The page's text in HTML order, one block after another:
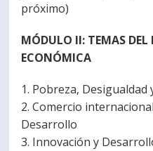
próximo)
MÓDULO II: TEMAS DEL
ECONÓMICA
1. Pobreza,
2. Comercio
Desarrollo
3. Innovación y